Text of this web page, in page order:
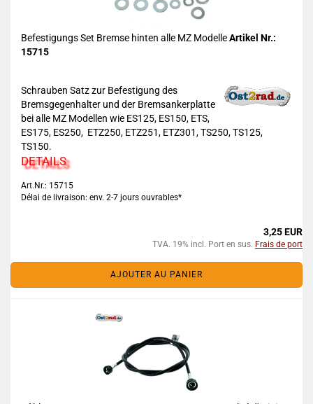
Befestigungs Set Bremse hinten alle MZ ModelleArtikel Nr.:
15715
Schrauben Satz zur Befestigung des
Bremsgegenhalter und der Bremsankerplatte
bei alle MZ Modellen wie ES125, ES150, ETS,
ES175, ES250, ETZ250, ETZ251, ETZ301, TS250, TS125,
TS150.
DETAILS
Art.Nr.: 15715
Délai de livraison: env. 2-7 jours ouvrables*
3,25 EUR
TVA. 19% incl. Port en sus. Frais de port
AJOUTER AU PANIER